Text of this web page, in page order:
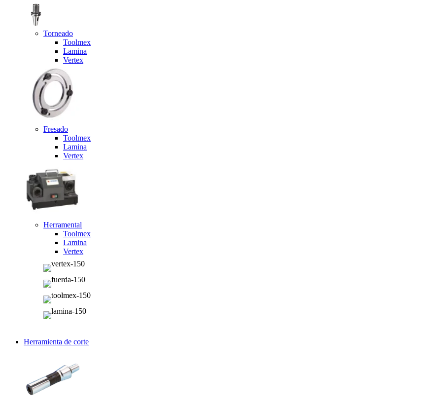
Torneado
Toolmex
Lamina
Vertex
Fresado
Toolmex
Lamina
Vertex
Herramental
Toolmex
Lamina
Vertex
Herramienta de corte